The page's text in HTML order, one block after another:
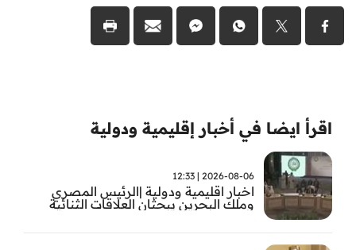
اقرأ ايضا في أخبار إقليمية ودولية
2026-08-06 | 12:33
اخبار اقليمية ودولية |الرئيس المصري
وملك البحرين يبحثان العلاقات الثنائية